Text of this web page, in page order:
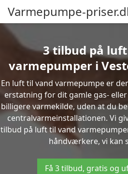
Varmepumpe-
3 tilbud på
varmepumper i
En luft til vand varmepumpe er
erstatning for dit gamle gas-
billigere varmekilde, uden at du
centralvarmeinstallationen. Vi
tilbud på luft til vand
håndværkere, vi kan
Få 3 tilbud, gratis og